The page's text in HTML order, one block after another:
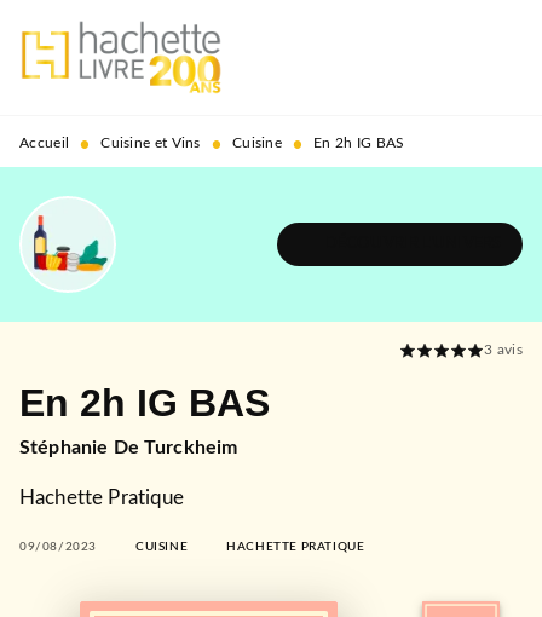
MENU RECHERCHE
PIED DE PAGE
Accueil • Cuisine et Vins • Cuisine • En 2h IG BAS
3 avis
En 2h IG BAS
Stéphanie De Turckheim
Hachette Pratique
09/08/2023 CUISINE HACHETTE PRATIQUE